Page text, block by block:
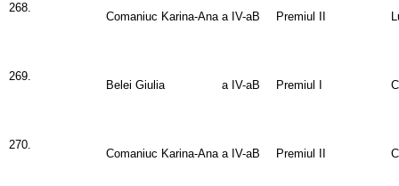
268.
Comaniuc Karina-Anaa IV-aB Premiul II
269.
Belei Giulia a IV-aB Premiul I
270.
Comaniuc Karina-Anaa IV-aB Premiul II